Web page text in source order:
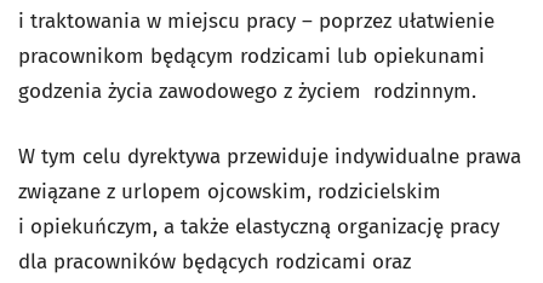
i traktowania w miejscu pracy – poprzez ułatwienie
pracownikom będącym rodzicami lub opiekunami
godzenia życia zawodowego z życiem rodzinnym.
W tym celu dyrektywa przewiduje indywidualne prawa
związane z urlopem ojcowskim, rodzicielskim
i opiekuńczym, a także elastyczną organizację pracy
dla pracowników będących rodzicami oraz